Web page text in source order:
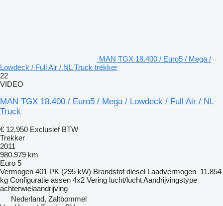
MAN TGX 18.400 / Euro5 / Mega /
Lowdeck / Full Air / NL Truck trekker
22
VIDEO
MAN TGX 18.400 / Euro5 / Mega / Lowdeck / Full Air / NL
Truck
€ 12.950 Exclusief BTW
Trekker
2011
980.979 km
Euro 5
Vermogen 401 PK (295 kW) Brandstof diesel Laadvermogen 11.854
kg Configuratie assen 4x2 Vering lucht/luchtAandrijvingstype
achterwielaandrijving
Nederland, Zaltbommel